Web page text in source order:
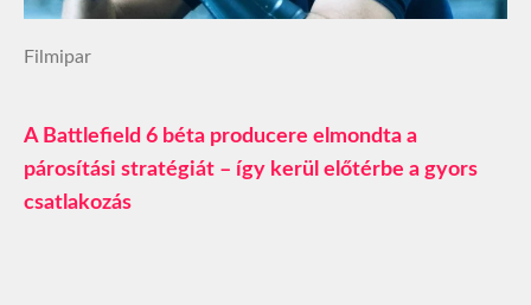
Filmipar
A Battlefield 6 béta producere elmondta a
párosítási stratégiát – így kerül előtérbe a gyors
csatlakozás